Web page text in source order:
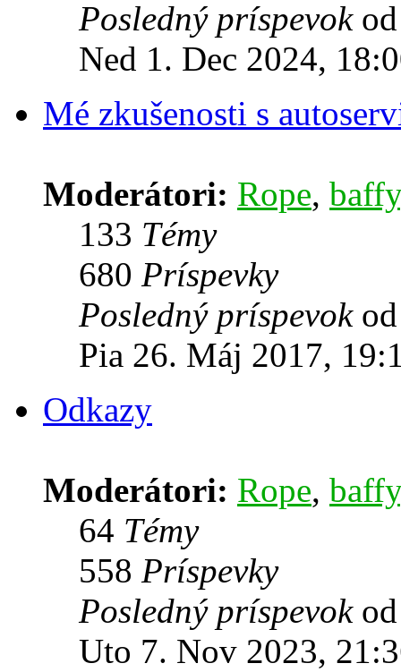
Posledný príspevok
Ned 1. Dec 2024,
Mé zkušenosti s
Moderátori: Rope, baffy
133 Témy
680 Príspevky
Posledný príspevok
Pia 26. Máj 2017,
Odkazy
Moderátori: Rope, baffy
64 Témy
558 Príspevky
Posledný príspevok
Uto 7. Nov 2023,